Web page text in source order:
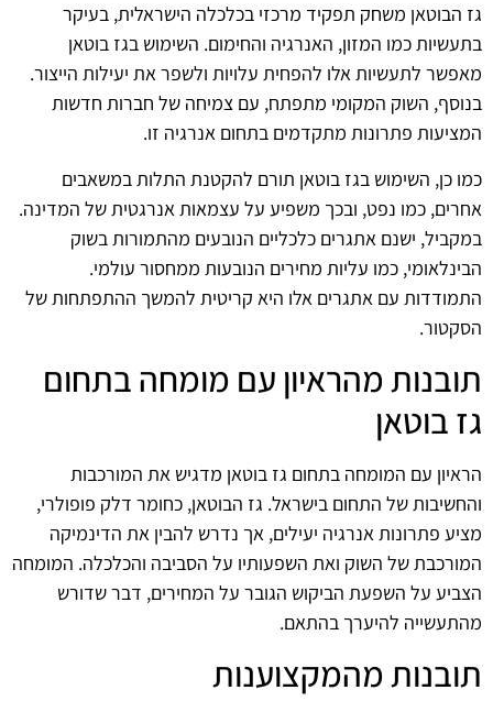
גז הבוטאן משחק תפקיד מרכזי בכלכלה הישראלית, בעיקר
בתעשיות כמו המזון, האנרגיה והחימום. השימוש בגז בוטאן
מאפשר לתעשיות אלו להפחית עלויות ולשפר את יעילות הייצור.
בנוסף, השוק המקומי מתפתח, עם צמיחה של חברות חדשות
המציעות פתרונות מתקדמים בתחום אנרגיה זו.
כמו כן, השימוש בגז בוטאן תורם להקטנת התלות במשאבים
אחרים, כמו נפט, ובכך משפיע על עצמאות אנרגטית של המדינה.
במקביל, ישנם אתגרים כלכליים הנובעים מהתמורות בשוק
הבינלאומי, כמו עליות מחירים הנובעות ממחסור עולמי.
התמודדות עם אתגרים אלו היא קריטית להמשך ההתפתחות של
הסקטור.
תובנות מהראיון עם מומחה בתחום
גז בוטאן
הראיון עם המומחה בתחום גז בוטאן מדגיש את המורכבות
והחשיבות של התחום בישראל. גז הבוטאן, כחומר דלק פופולרי,
מציע פתרונות אנרגיה יעילים, אך נדרש להבין את הדינמיקה
המורכבת של השוק ואת השפעותיו על הסביבה והכלכלה. המומחה
הצביע על השפעת הביקוש הגובר על המחירים, דבר שדורש
מהתעשייה להיערך בהתאם.
תובנות מהמקצוענות